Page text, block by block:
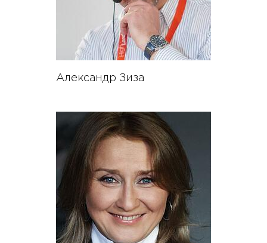
Александр Зиза